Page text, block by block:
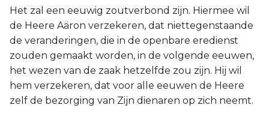
Het zal een eeuwig zoutverbond zijn. Hiermee wil
de Heere Aäron verzekeren, dat niettegenstaande
de veranderingen, die in de openbare eredienst
zouden gemaakt worden, in de volgende eeuwen,
het wezen van de zaak hetzelfde zou zijn. Hij wil
hem verzekeren, dat voor alle eeuwen de Heere
zelf de bezorging van Zijn dienaren op zich neemt.